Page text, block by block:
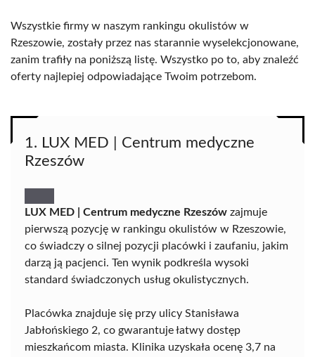
Wszystkie firmy w naszym rankingu okulistów w
Rzeszowie, zostały przez nas starannie wyselekcjonowane,
zanim trafiły na poniższą listę. Wszystko po to, aby znaleźć
oferty najlepiej odpowiadające Twoim potrzebom.
1. LUX MED | Centrum medyczne
Rzeszów
LUX MED | Centrum medyczne Rzeszów zajmuje
pierwszą pozycję w rankingu okulistów w Rzeszowie,
co świadczy o silnej pozycji placówki i zaufaniu, jakim
darzą ją pacjenci. Ten wynik podkreśla wysoki
standard świadczonych usług okulistycznych.
Placówka znajduje się przy ulicy Stanisława
Jabłońskiego 2, co gwarantuje łatwy dostęp
mieszkańcom miasta. Klinika uzyskała ocenę 3,7 na